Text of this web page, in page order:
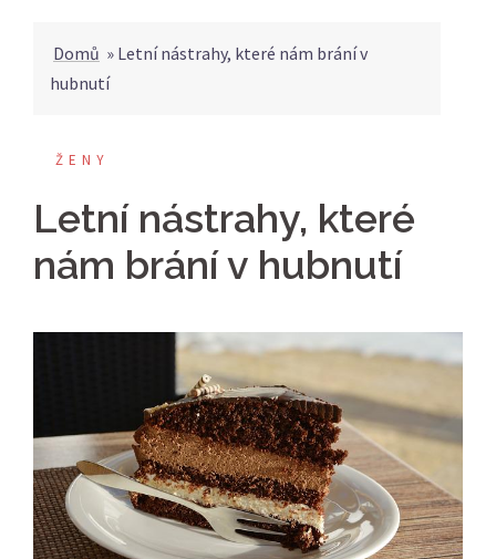
Domů » Letní nástrahy, které nám brání v
hubnutí
ŽENY
Letní nástrahy, které
nám brání v hubnutí